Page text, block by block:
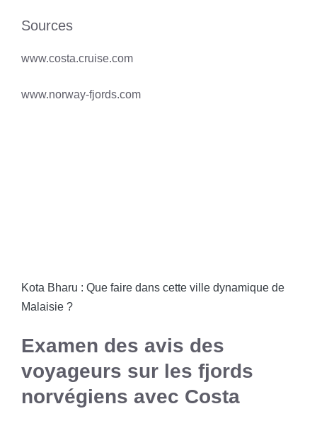
Sources
www.costa.cruise.com
www.norway-fjords.com
Kota Bharu : Que faire dans cette ville dynamique de
Malaisie ?
Examen des avis des
voyageurs sur les fjords
norvégiens avec Costa